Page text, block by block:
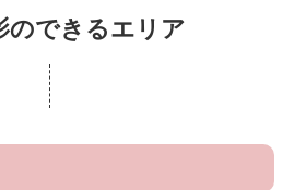
もお撮りしますが、
にしています。
ご依頼いただけたら嬉しいで
日の流れに合わせながら、
のできるエリア